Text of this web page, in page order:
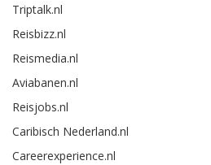
Triptalk.nl
Reisbizz.nl
Reismedia.nl
Aviabanen.nl
Reisjobs.nl
Caribisch Nederland.nl
Careerexperience.nl